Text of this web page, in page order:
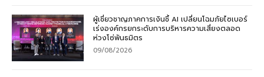
ผู้เชี่ยวชาญภาคการเงินชี้ AI เปลี่ยนโฉมภัยไซเบอร์
เร่งองค์กรยกระดับการบริหารความเสี่ยงตลอด
ห่วงโซ่พันธมิตร
09/08/2026